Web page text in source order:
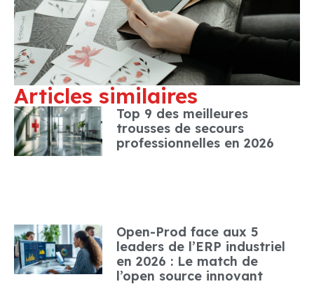
Articles similaires
Top 9 des meilleures
trousses de secours
professionnelles en 2026
Open-Prod face aux 5
leaders de l’ERP industriel
en 2026 : Le match de
l’open source innovant